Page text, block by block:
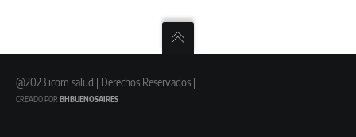
@2023 icom salud | Derechos Reservados |
CREADO POR BHBUENOSAIRES